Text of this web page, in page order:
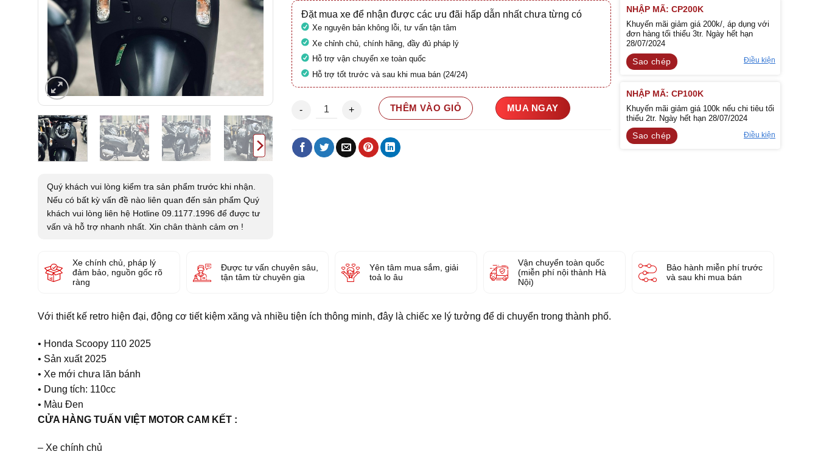
Quý khách vui lòng kiểm tra sản phẩm trước khi nhận.
Nếu có bất kỳ vấn đề nào liên quan đến sản phẩm Quý
khách vui lòng liên hệ Hotline 09.1177.1996 để được tư
vấn và hỗ trợ nhanh nhất. Xin chân thành cảm ơn !
Đặt mua xe để nhận được các ưu đãi hấp dẫn nhất chưa từng có
Xe nguyên bản không lỗi, tư vấn tận tâm
Xe chỉnh chủ, chính hãng, đầy đủ pháp lý
Hỗ trợ vận chuyển xe toàn quốc
Hỗ trợ tốt trước và sau khi mua bán (24/24)
Honda Scoopy 110 2025 (Xe mới 100%) số lượng
THÊM VÀO GIỎ MUA NGAY
NHẬP MÃ: CP200K
Khuyến mãi giảm giá 200k/, áp dụng với
đơn hàng tối thiểu 3tr. Ngày hết hạn
28/07/2024
Sao chép Điều kiện
NHẬP MÃ: CP100K
Khuyến mãi giảm giá 100k nếu chi tiêu tối
thiểu 2tr. Ngày hết hạn 28/07/2024
Sao chép Điều kiện
Xe chính chủ, pháp lý
đảm bảo, nguồn gốc rõ
ràng
Được tư vấn chuyên sâu,
tận tâm từ chuyên gia
Yên tâm mua sắm, giải
toả lo âu
Vận chuyển toàn quốc
(miễn phí nội thành Hà
Nội)
Bảo hành miễn phí trước
và sau khi mua bán
Với thiết kế retro hiện đại, động cơ tiết kiệm xăng và nhiều tiện ích thông minh, đây là chiếc xe lý tưởng để di chuyển trong thành phố.
• Honda Scoopy 110 2025
• Sản xuất 2025
• Xe mới chưa lăn bánh
• Dung tích: 110cc
• Màu Đen
CỬA HÀNG TUẤN VIỆT MOTOR CAM KẾT :
– Xe chính chủ